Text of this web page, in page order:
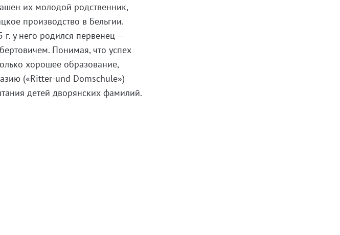
их молодой родственник,
производство в Бельгии.
у него родился первенец —
Понимая, что успех
хорошее образование,
(«Ritter-und Domschule»)
детей дворянских фамилий.